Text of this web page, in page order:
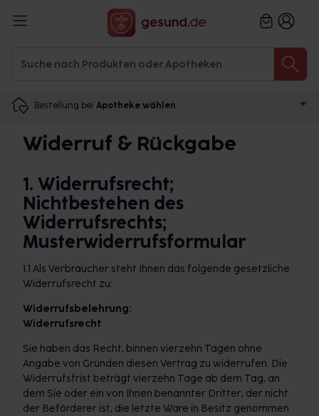
Bestellung bei Apotheke wählen
Widerruf & Rückgabe
1. Widerrufsrecht;
Nichtbestehen des
Widerrufsrechts;
Musterwiderrufsformular
1.1 Als Verbraucher steht Ihnen das folgende gesetzliche
Widerrufsrecht zu:
Widerrufsbelehrung:
Widerrufsrecht
Sie haben das Recht, binnen vierzehn Tagen ohne
Angabe von Gründen diesen Vertrag zu widerrufen. Die
Widerrufsfrist beträgt vierzehn Tage ab dem Tag, an
dem Sie oder ein von Ihnen benannter Dritter, der nicht
der Beförderer ist, die letzte Ware in Besitz genommen